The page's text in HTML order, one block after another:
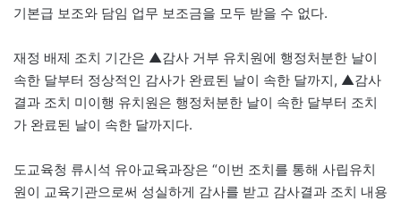
기본급 보조와 담임 업무 보조금을 모두 받을 수 없다.
재정 배제 조치 기간은 ▲감사 거부 유치원에 행정처분한 날이
속한 달부터 정상적인 감사가 완료된 날이 속한 달까지, ▲감사
결과 조치 미이행 유치원은 행정처분한 날이 속한 달부터 조치
가 완료된 날이 속한 달까지다.
도교육청 류시석 유아교육과장은 “이번 조치를 통해 사립유치
원이 교육기관으로써 성실하게 감사를 받고 감사결과 조치 내용